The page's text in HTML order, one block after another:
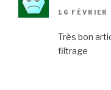
16
Très bon
filtrage